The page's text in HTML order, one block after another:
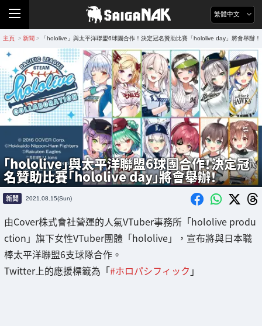
繁體中文
主頁 > 新聞 > 「hololive」與太平洋聯盟6球團合作！決定冠名贊助比賽「hololive day」將會舉辦！
「hololive」與太平洋聯盟6球團合作！決定冠
名贊助比賽「hololive day」將會舉辦！
新聞 2021.08.15(Sun)
由Cover株式會社營運的人氣VTuber事務所「hololive produ
ction」旗下女性VTuber團體「hololive」，宣布將與日本職
棒太平洋聯盟6支球隊合作。
Twitter上的應援標籤為「#ホロパシフィック 」